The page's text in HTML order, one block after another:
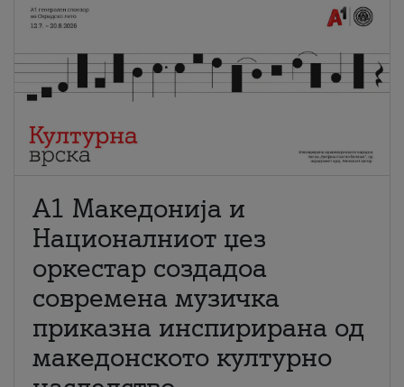
А1 Македонија и
Националниот џез
оркестар создадоа
современа музичка
приказна инспирирана од
македонското културно